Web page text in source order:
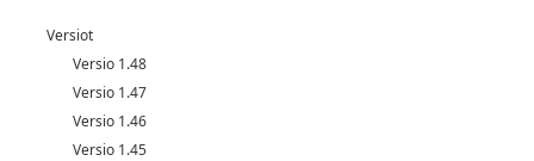
Versiot
Versio 1.48
Versio 1.47
Versio 1.46
Versio 1.45